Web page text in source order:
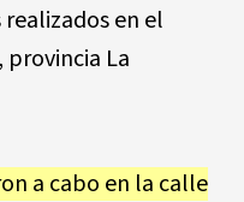
en el
La
a cabo en la calle